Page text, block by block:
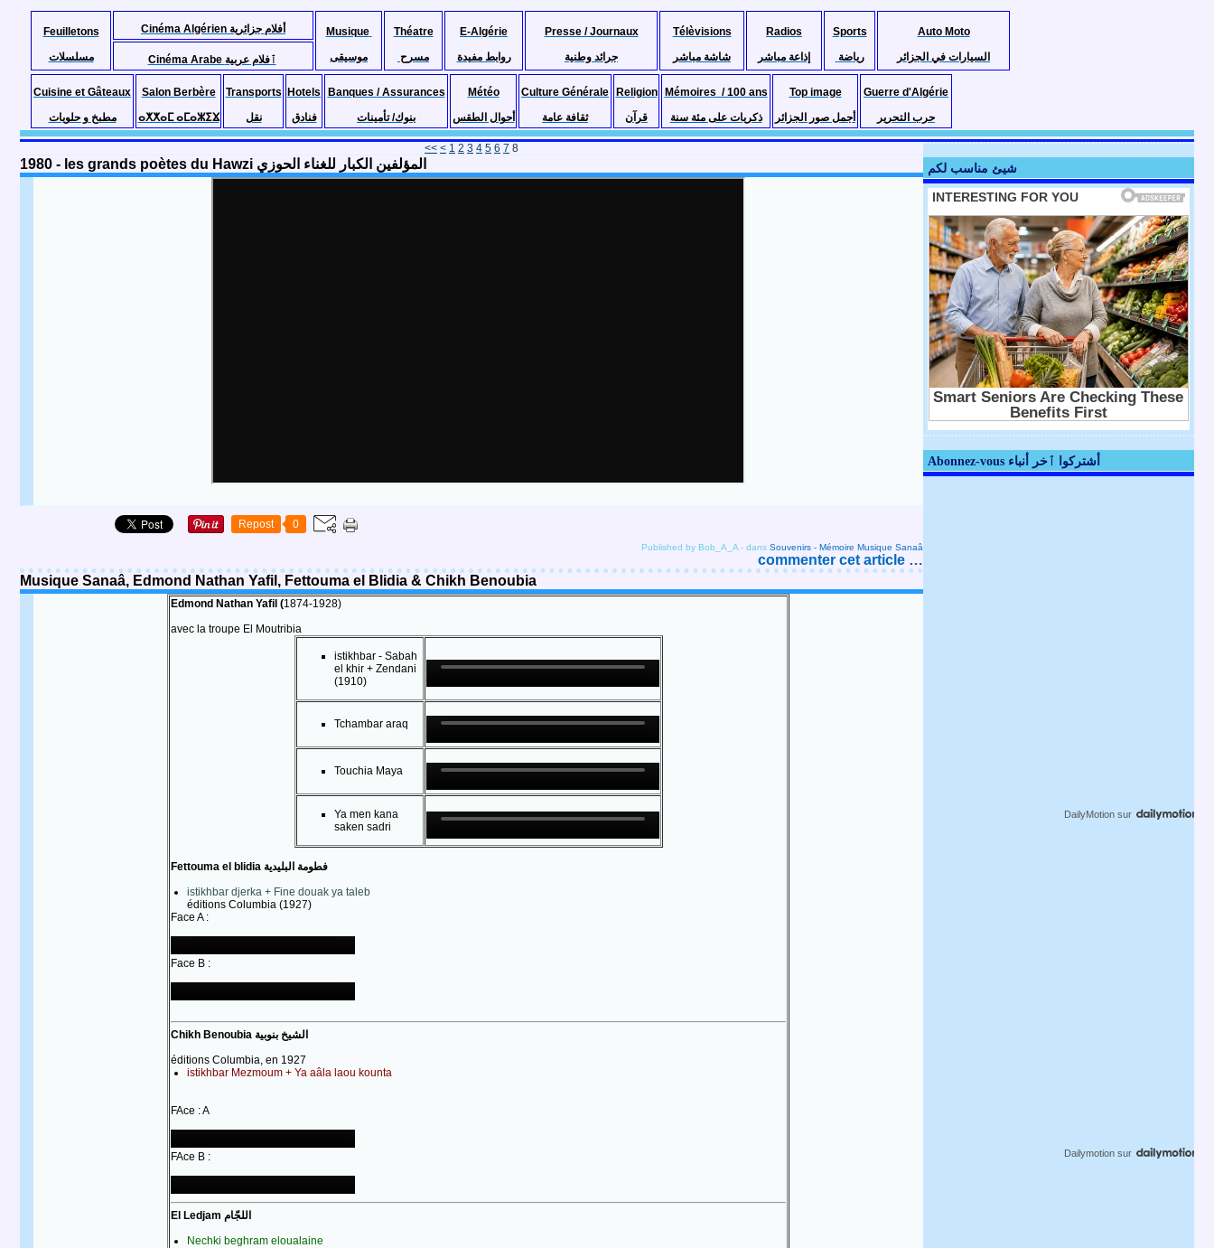
Feuilletons
مسلسلات
Cinéma Algérien أفلام جزائرية
Musique
موسيقى
Théatre
مسرح
E-Algérie
روابط مفيدة
Presse / Journaux
جرائد وطنية
Télèvisions
شاشة مباشر
Radios
إذاعة مباشر
Sports
رياضة
Auto Moto
السيارات في الجزائر
Cinéma Arabe ٱفلام عربية
Cuisine et Gâteaux
مطبخ و حلويات
Salon Berbère
ⴰⵅⵅⴰⵎ ⴰⵎⴰⵣⵉⴴ
Transports
نقل
Hotels
فنادق
Banques / Assurances
بنوك/ تأمينات
Météo
أحوال الطقس
Culture Générale
ثقافة عامة
Religion
قرآن
Mémoires / 100 ans
ذكريات على مئة سنة
Top image
أجمل صور الجزائر
Guerre d'Algérie
حرب التحرير
<< < 1 2 3 4 5 6 7 8
1980 - les grands poètes du Hawzi المؤلفين الكبار للغناء الحوزي
Repost 0
Published by Bob_A_A - dans Souvenirs - Mémoire Musique Sanaâ
commenter cet article …
Musique Sanaâ, Edmond Nathan Yafil, Fettouma el Blidia & Chikh Benoubia
Edmond Nathan Yafil (1874-1928)
avec la troupe El Moutribia
istikhbar - Sabah
el khir + Zendani
(1910)
Tchambar araq
Touchia Maya
Ya men kana
saken sadri
Fettouma el blidia فطومة البليدية
istikhbar djerka + Fine douak ya taleb
éditions Columbia (1927)
Face A :
Face B :
Chikh Benoubia الشيخ بنوبية
éditions Columbia, en 1927
istikhbar Mezmoum + Ya aâla laou kounta
FAce : A
FAce B :
El Ledjam اللجّام
Nechki beghram eloualaine
شيئ مناسب لكم
Abonnez-vous أشتركوا ٱخر أنباء
DailyMotion sur
Dailymotion sur